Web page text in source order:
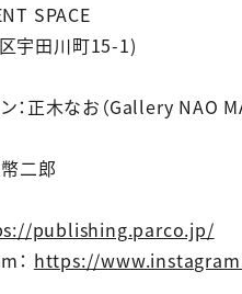
SPACE
宇田川町15-1)​
：正木なお（Gallery NAO
二郎​
publishing.parco.jp/​
： https://